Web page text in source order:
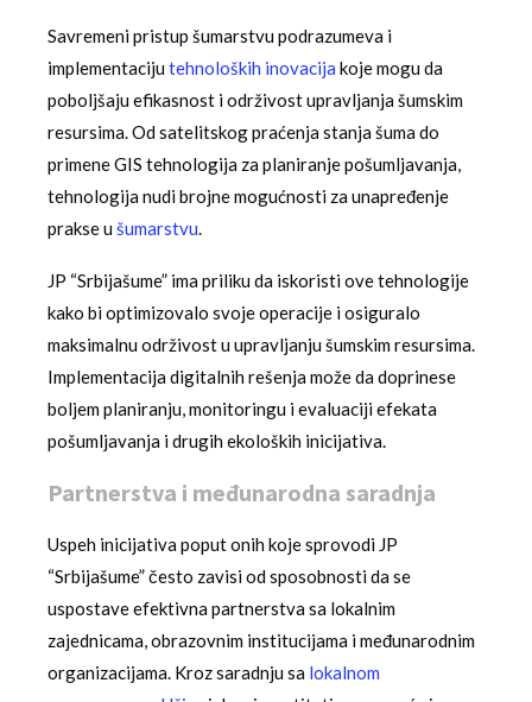
Savremeni pristup šumarstvu podrazumeva i
implementacijutehnoloških inovacija koje mogu da
poboljšaju efikasnost i održivost upravljanja šumskim
resursima. Od satelitskog praćenja stanja šuma do
primene GIS tehnologija za planiranje pošumljavanja,
tehnologija nudi brojne mogućnosti za unapređenje
prakse ušumarstvu.
JP “Srbijašume” ima priliku da iskoristi ove tehnologije
kako bi optimizovalo svoje operacije i osiguralo
maksimalnu održivost u upravljanju šumskim resursima.
Implementacija digitalnih rešenja može da doprinese
boljem planiranju, monitoringu i evaluaciji efekata
pošumljavanja i drugih ekoloških inicijativa.
Partnerstva i međunarodna saradnja
Uspeh inicijativa poput onih koje sprovodi JP
“Srbijašume” često zavisi od sposobnosti da se
uspostave efektivna partnerstva sa lokalnim
zajednicama, obrazovnim institucijama i međunarodnim
organizacijama. Kroz saradnju sa lokalnom